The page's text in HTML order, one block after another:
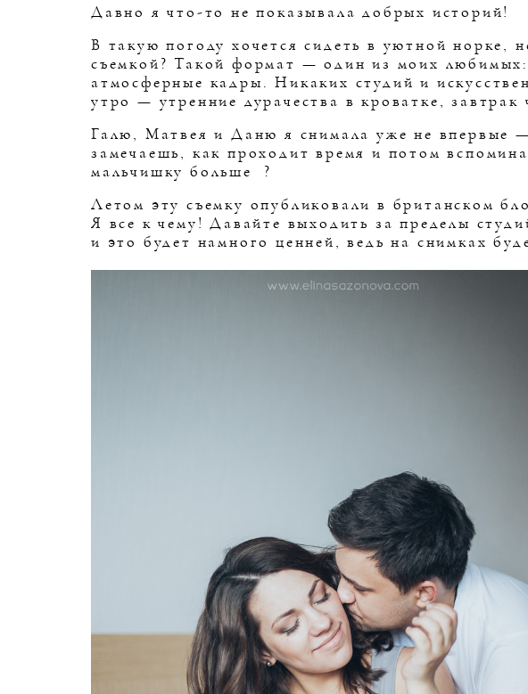
Давно я что-то не показывала добрых историй!
В такую погоду хочется сидеть в уютной норке,
съемкой? Такой формат — один из моих
атмосферные кадры. Никаких студий и
утро — утренние дурачества в кроватке, завтрак
Галю, Матвея и Даню я снимала уже не впервые
замечаешь, как проходит время и потом
мальчишку больше ?
Летом эту съемку опубликовали в британском
Я все к чему! Давайте выходить за пределы
и это будет намного ценней, ведь на снимках